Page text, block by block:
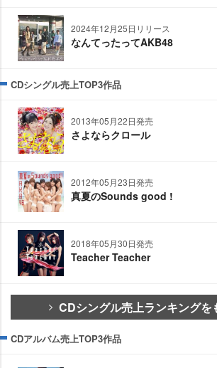
2024年12月25日リリース
なんてったってAKB48
CDシングル売上TOP3作品
2013年05月22日発売
さよならクロール
2012年05月23日発売
真夏のSounds good !
2018年05月30日発売
Teacher Teacher
CDシングル売上ランキングを
CDアルバム売上TOP3作品